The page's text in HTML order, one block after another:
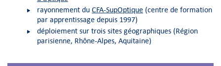
rayonnement du CFA-SupOptique (centre de formation
par apprentissage depuis 1997)
déploiement sur trois sites géographiques (Région
parisienne, Rhône-Alpes, Aquitaine)